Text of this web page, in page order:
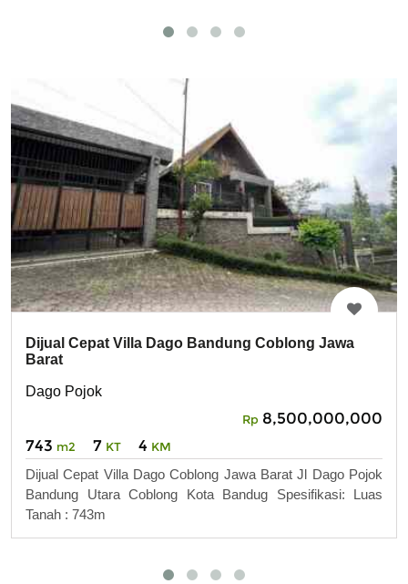
Dijual Cepat Villa Dago Bandung Coblong Jawa
Barat
Dago Pojok
Rp 8,500,000,000
743 m2 7 KT 4 KM
Dijual Cepat Villa Dago Coblong Jawa Barat Jl Dago Pojok
Bandung Utara Coblong Kota Bandug Spesifikasi: Luas
Tanah : 743m